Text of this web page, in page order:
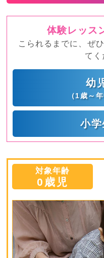
体験レッス
こられるまでに、ぜ
てく
幼
（1歳～
小学
対象年齢
0歳児